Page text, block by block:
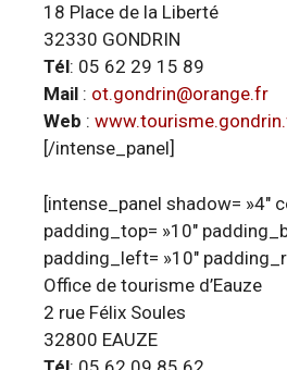
18 Place de la Liberté
32330 GONDRIN
Tél: 05 62 29 15 89
Mail : ot.gondrin@orange.fr
Web :
[/intense_panel]
[intense_panel shadow= »4″
padding_top= »10″
padding_left= »10″
Office de tourisme d’Eauze
2 rue Félix Soules
32800 EAUZE